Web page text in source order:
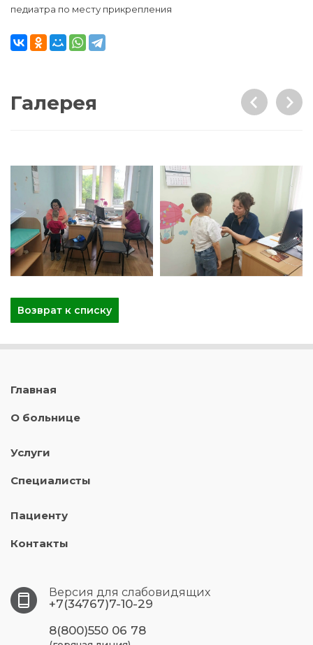
педиатра по месту прикрепления
Галерея
Возврат к списку
Главная
О больнице
Услуги
Специалисты
Пациенту
Контакты
Версия для слабовидящих
+7(34767)7-10-29
8(800)550 06 78